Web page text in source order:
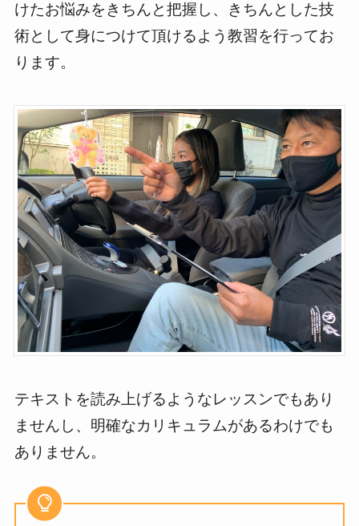
けたお悩みをきちんと把握し、きちんとした技
術として身につけて頂けるよう教習を行ってお
ります。
テキストを読み上げるようなレッスンでもあり
ませんし、明確なカリキュラムがあるわけでも
ありません。